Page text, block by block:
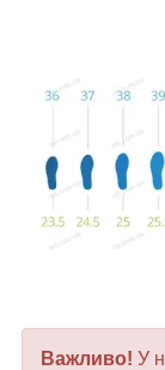
Важливо! У